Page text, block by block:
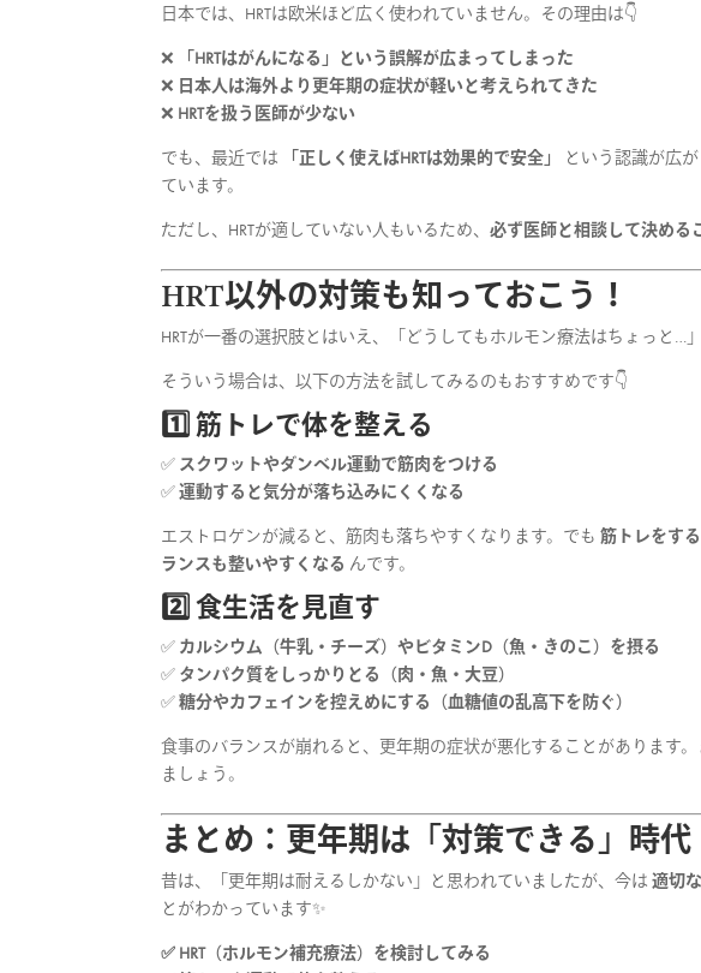
日本では、HRTは欧米ほど広く使われていません。その理由は👇
❌
「HRTはがんになる」という誤解が広まってしまった
❌ 日本人は海外より更年期の症状が軽いと考えられてきた
❌ HRTを扱う医師が少ない
でも、最近では 「正しく使えばHRTは効果的で安全」 という認識が広
ています。
ただし、HRTが適していない人もいるため、必ず医師と相談して決める
HRT以外の対策も知っておこう！
HRTが一番の選択肢とはいえ、「どうしてもホルモン療法はちょっと…
そういう場合は、以下の方法を試してみるのもおすすめです👇
1️⃣ 筋トレで体を整える
✅ スクワットやダンベル運動で筋肉をつける
✅運動すると気分が落ち込みにくくなる
エストロゲンが減ると、筋肉も落ちやすくなります。でも筋トレをす
ランスも整いやすくなる んです。
2️⃣ 食生活を見直す
✅ カルシウム（牛乳・チーズ）やビタミンD（魚・きのこ）を摂る
✅ タンパク質をしっかりとる（肉・魚・大豆）
✅糖分やカフェインを控えめにする（血糖値の乱高下を防ぐ）
食事のバランスが崩れると、更年期の症状が悪化することがあります
ましょう。
まとめ：更年期は「対策できる」時代
昔は、「更年期は耐えるしかない」と思われていましたが、今は適切
とがわかっています✨
✅ HRT（ホルモン補充療法）を検討してみる